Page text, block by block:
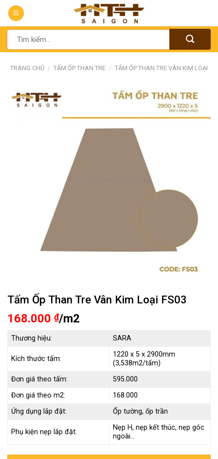
Chuyển
đến
nộiTìm
kiếm:
TRANG CHỦ / TẤM ỐP THAN TRE / TẤM ỐP THAN TRE VÂN KIM LOẠI
Tấm Ốp Than Tre Vân Kim Loại FS03
168.000 ₫/m2
Thương hiệu: SARA
Kích thước tấm:
1220 x 5 x 2900mm
(3,538m2/tấm)
Đơn giá theo tấm:
595.000
Đơn giá theo m2:
168.000
Ứng dụng lắp đặt:
Ốp tường, ốp trần
Phụ kiện nẹp lắp đặt:
Nẹp H, nẹp kết thúc, nẹp góc
ngoài…